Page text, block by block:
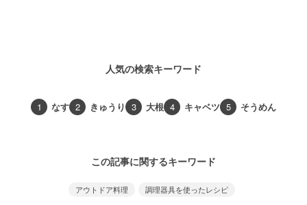
人気の検索キーワード
1 なす 2 きゅうり 3 大根 4 キャベツ 5 そうめん
この記事に関するキーワード
アウトドア料理 調理器具を使ったレシピ